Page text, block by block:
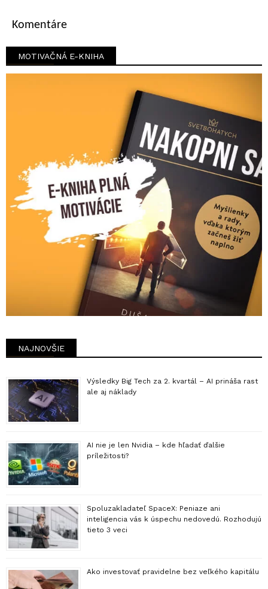
Komentáre
MOTIVAČNÁ E-KNIHA
NAJNOVŠIE
Výsledky Big Tech za 2. kvartál – AI prináša rast
ale aj náklady
AI nie je len Nvidia – kde hľadať ďalšie
príležitosti?
Spoluzakladateľ SpaceX: Peniaze ani
inteligencia vás k úspechu nedovedú. Rozhodujú
tieto 3 veci
Ako investovať pravidelne bez veľkého kapitálu